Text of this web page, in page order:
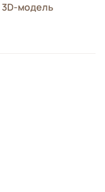
3D-модель